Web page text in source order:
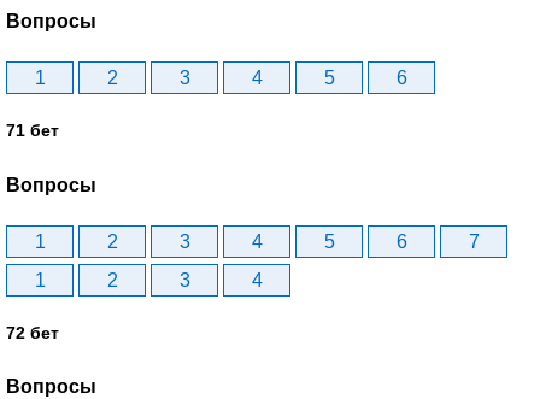
Вопросы
1 2 3 4 5 6
71 бет
Вопросы
1 2 3 4 5 6
7
1
2 3 4
72 бет
Вопросы